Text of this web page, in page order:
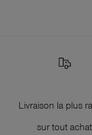
Livraison la plus
sur tout achat